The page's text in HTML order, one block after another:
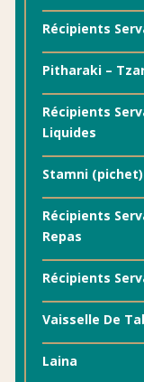
Récipients
Pitharaki –
Récipients
Liquides
Stamni (pichet)
Récipients
Repas
Récipients
Vaisselle De
Laina